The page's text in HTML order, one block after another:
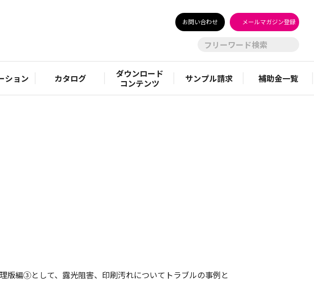
お問い合わせ メールマガジン登録
ション カタログ
ダウンロード
コンテンツ
サンプル請求 補助金一覧
編③として、露光阻害、印刷汚れについてトラブルの事例と